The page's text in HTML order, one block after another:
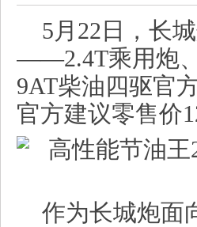
5月22日，长
——2.4T乘用炮
9AT柴油四驱官
官方建议零售价
作为长城炮面